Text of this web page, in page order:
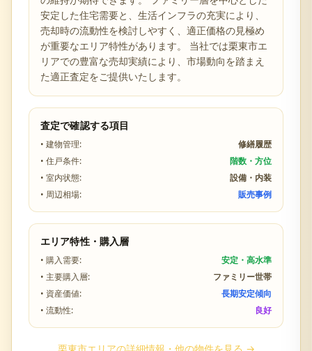
安定した住宅需要と、生活インフラの充実により、
売却時の流動性を検討しやすく、適正価格の見極め
が重要なエリア特性があります。 当社では栗東市エ
リアでの豊富な売却実績により、市場動向を踏まえ
た適正査定をご提供いたします。
査定で確認する項目
• 建物管理:
修繕履歴
• 住戸条件:
階数・方位
• 室内状態:
設備・内装
• 周辺相場:
販売事例
エリア特性・購入層
• 購入需要:
安定・高水準
• 主要購入層:
ファミリー世帯
• 資産価値:
長期安定傾向
• 流動性:
良好